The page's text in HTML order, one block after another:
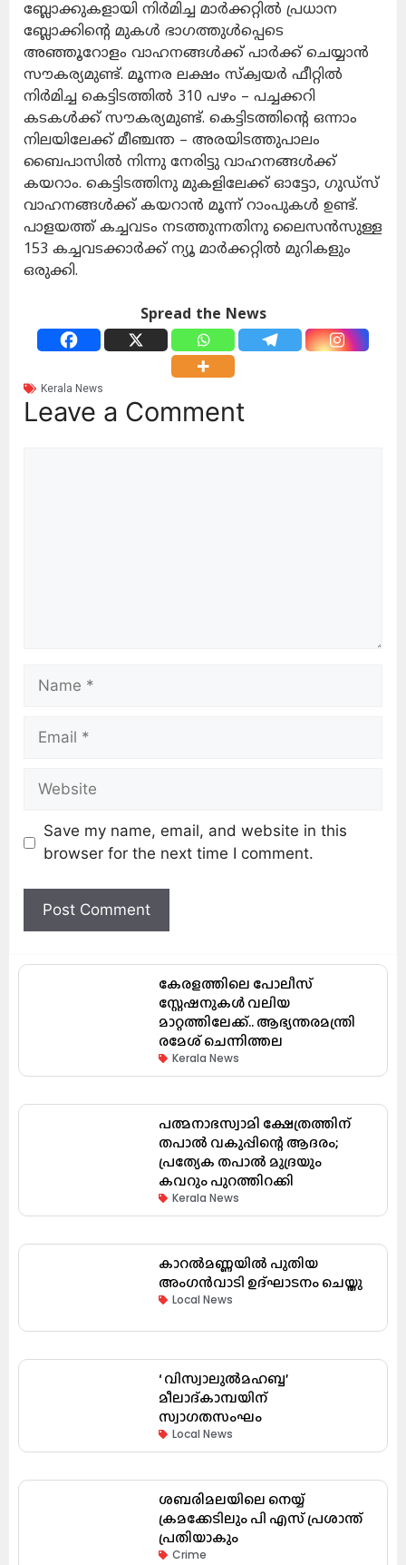
ബ്ലോക്കുകളായി നിര്‍മിച്ച മാര്‍ക്കറ്റില്‍ പ്രധാന
ബ്ലോക്കിന്റെ മുകള്‍ ഭാഗത്തുള്‍പ്പെടെ
അഞ്ഞൂറോളം വാഹനങ്ങള്‍ക്ക് പാര്‍ക്ക് ചെയ്യാന്‍
സൗകര്യമുണ്ട്. മൂന്നര ലക്ഷം സ്‌ക്വയര്‍ ഫീറ്റില്‍
നിര്‍മിച്ച കെട്ടിടത്തില്‍ 310 പഴം – പച്ചക്കറി
കടകള്‍ക്ക് സൗകര്യമുണ്ട്. കെട്ടിടത്തിന്റെ ഒന്നാം
നിലയിലേക്ക് മീഞ്ചന്ത – അരയിടത്തുപാലം
ബൈപാസില്‍ നിന്നു നേരിട്ടു വാഹനങ്ങള്‍ക്ക്
കയറാം. കെട്ടിടത്തിനു മുകളിലേക്ക് ഓട്ടോ, ഗുഡ്‌സ്
വാഹനങ്ങള്‍ക്ക് കയറാന്‍ മൂന്ന് റാംപുകള്‍ ഉണ്ട്.
പാളയത്ത് കച്ചവടം നടത്തുന്നതിനു ലൈസന്‍സുള്ള
153 കച്ചവടക്കാര്‍ക്ക് ന്യൂ മാര്‍ക്കറ്റില്‍ മുറികളും
ഒരുക്കി.
Spread the News
Kerala News
Leave a Comment
Save my name, email, and website in this
browser for the next time I comment.
കേരളത്തിലെ പോലീസ്
സ്റ്റേഷനുകൾ വലിയ
മാറ്റത്തിലേക്ക്.. ആഭ്യന്തരമന്ത്രി
രമേശ് ചെന്നിത്തല
Kerala News
പത്മനാഭസ്വാമി ക്ഷേത്രത്തിന്
തപാൽ വകുപ്പിന്റെ ആദരം;
പ്രത്യേക തപാൽ മുദ്രയും
കവറും പുറത്തിറക്കി
Kerala News
കാറൽമണ്ണയിൽ പുതിയ
അംഗൻവാടി ഉദ്ഘാടനം ചെയ്തു
Local News
‘ വിസ്വാലുൽമഹബ്ബ’
മീലാദ്കാമ്പയിന്
സ്വാഗതസംഘം
Local News
ശബരിമലയിലെ നെയ്യ്
ക്രമക്കേടിലും പി എസ് പ്രശാന്ത്
പ്രതിയാകും
Crime